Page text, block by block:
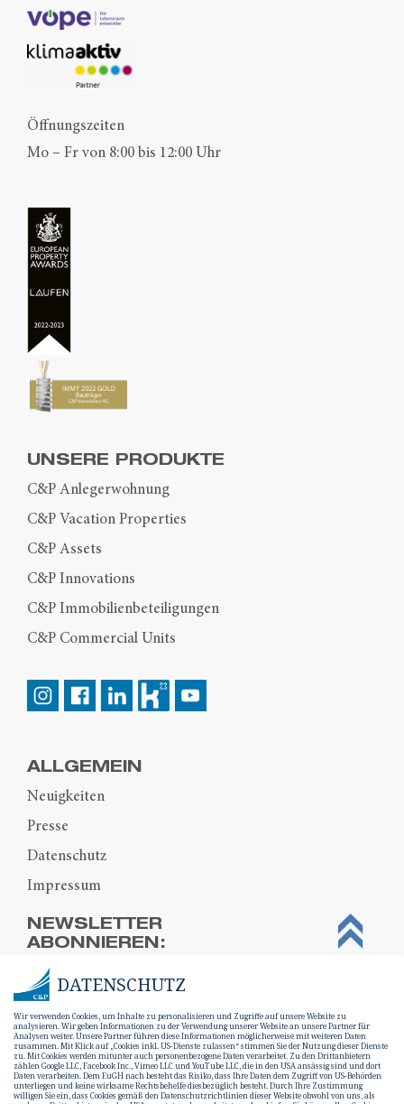
Öffnungszeiten
Mo – Fr von 8:00 bis 12:00 Uhr
UNSERE PRODUKTE
C&P Anlegerwohnung
C&P Vacation Properties
C&P Assets
C&P Innovations
C&P Immobilienbeteiligungen
C&P Commercial Units
ALLGEMEIN
Neuigkeiten
Presse
Datenschutz
Impressum
NEWSLETTER
ABONNIEREN:
DATENSCHUTZ
Wir verwenden Cookies, um Inhalte zu personalisieren und Zugriffe auf unsere Website zu
analysieren. Wir geben Informationen zu der Verwendung unserer Website an unsere Partner für
Analysen weiter. Unsere Partner führen diese Informationen möglicherweise mit weiteren Daten
zusammen. Mit Klick auf „Cookies inkl. US-Dienste zulassen“ stimmen Sie der Nutzung dieser Dienste
zu. Mit Cookies werden mitunter auch personenbezogene Daten verarbeitet. Zu den Drittanbietern
zählen Google LLC, Facebook Inc., Vimeo LLC und YouTube LLC, die in den USA ansässig sind und dort
Daten verarbeiten. Dem EuGH nach besteht das Risiko, dass Ihre Daten dem Zugriff von US-Behörden
unterliegen und keine wirksame Rechtsbehelfe diesbezüglich besteht. Durch Ihre Zustimmung
willigen Sie ein, dass Cookies gemäß den Datenschutzrichtlinien dieser Website obwohl von uns, als